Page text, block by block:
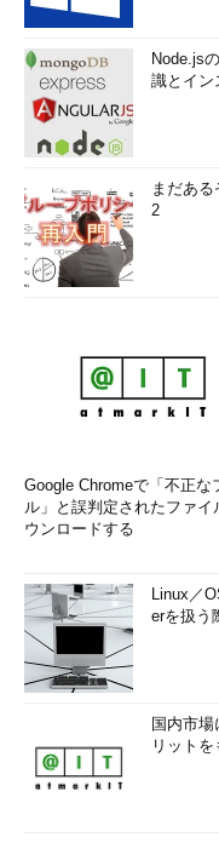
Node.js
識とイン
まだある
2
Google Chromeで「不正な
ル」と誤判定されたファイ
ウンロードする
Linux／
erを扱う
国内市
リット